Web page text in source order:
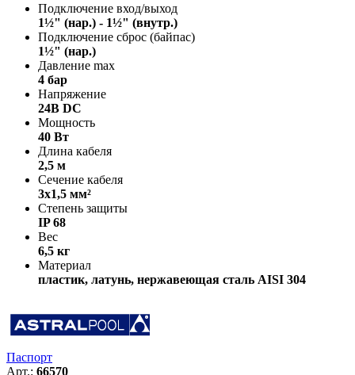
Подключение вход/выход
1½" (нар.) - 1½" (внутр.)
Подключение сброс (байпас)
1½" (нар.)
Давление max
4 бар
Напряжение
24В DC
Мощность
40 Вт
Длина кабеля
2,5 м
Сечение кабеля
3х1,5 мм²
Степень защиты
IP 68
Вес
6,5 кг
Материал
пластик, латунь, нержавеющая сталь AISI 304
Паспорт
Арт.: 66570